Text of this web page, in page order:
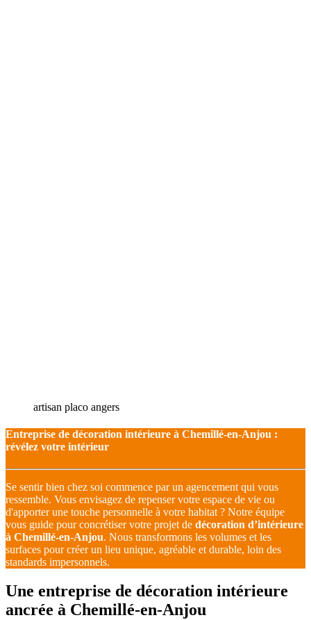
artisan placo angers
Entreprise de décoration intérieure à Chemillé-en-Anjou :
révélez votre intérieur
Se sentir bien chez soi commence par un agencement qui vous
ressemble. Vous envisagez de repenser votre espace de vie ou
d'apporter une touche personnelle à votre habitat ? Notre équipe
vous guide pour concrétiser votre projet de décoration d’intérieure
à Chemillé-en-Anjou. Nous transformons les volumes et les
surfaces pour créer un lieu unique, agréable et durable, loin des
standards impersonnels.
Une entreprise de décoration intérieure
ancrée à Chemillé-en-Anjou